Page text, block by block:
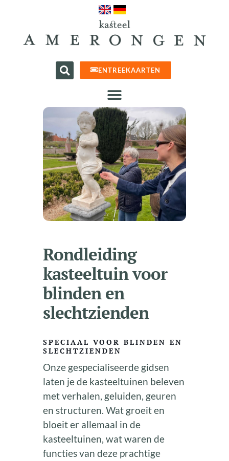
ENTREEKAARTEN
Rondleiding
kasteeltuin voor
blinden en
slechtzienden
SPECIAAL VOOR BLINDEN EN
SLECHTZIENDEN
Onze gespecialiseerde gidsen
laten je de kasteeltuinen beleven
met verhalen, geluiden, geuren
en structuren. Wat groeit en
bloeit er allemaal in de
kasteeltuinen, wat waren de
functies van deze prachtige